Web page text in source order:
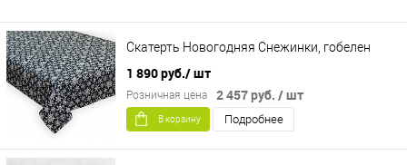
Скатерть Новогодняя Снежинки, гобелен
1 890 руб./ шт
2 457 руб. / шт
Розничная цена
В корзину Подробнее